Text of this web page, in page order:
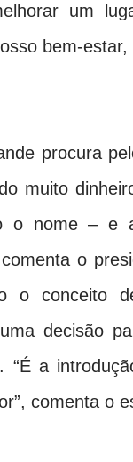
um
bem-
procura
muito
o nome – e
o
o conceito
decisão
“É a
comenta o